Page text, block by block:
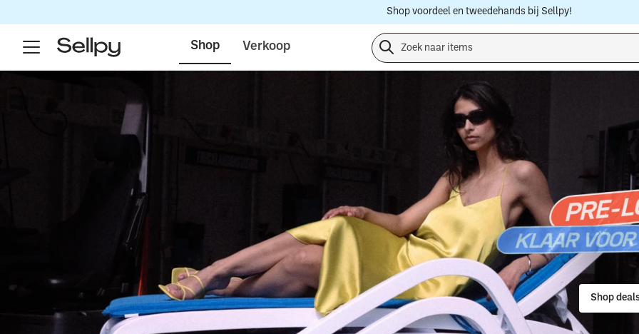
Shop voordeel en tweedehands bij Sellpy!
Koop
en
verkoop
tweedehands
Shop Verkoop
Shop